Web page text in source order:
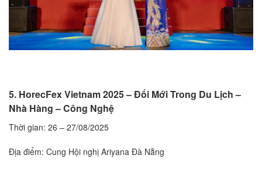
5. HorecFex Vietnam 2025 – Đổi Mới Trong Du Lịch –
Nhà Hàng – Công Nghệ
Thời gian: 26 – 27/08/2025
Địa điểm: Cung Hội nghị Ariyana Đà Nẵng